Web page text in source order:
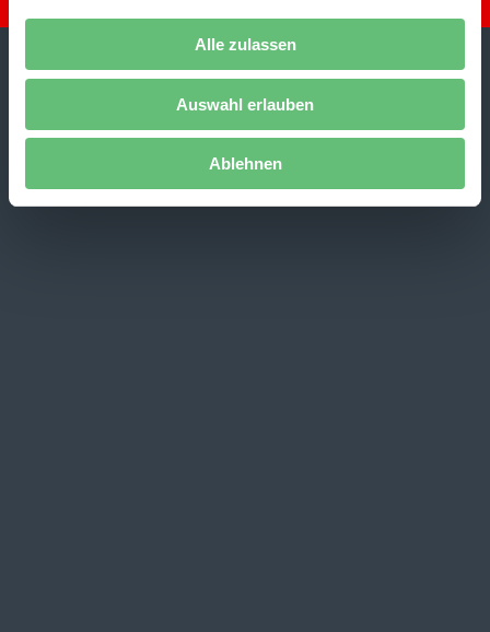
Alle zulassen
Auswahl erlauben
Ablehnen